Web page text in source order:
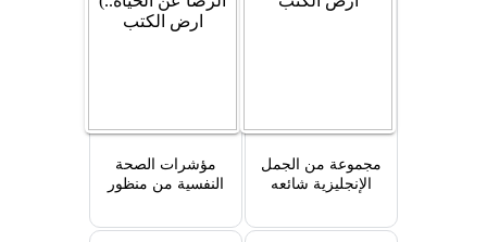
مجموعة من الجمل
الإنجليزية شائعه
للعربية
مؤشرات الصحة
النفسية من منظور
(الاغتراب النفسي -